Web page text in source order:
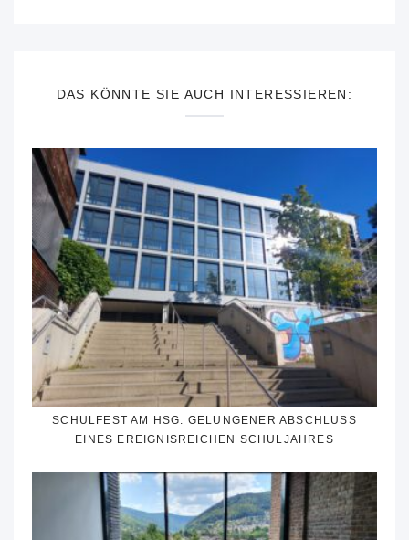
DAS KÖNNTE SIE AUCH INTERESSIEREN:
SCHULFEST AM HSG: GELUNGENER ABSCHLUSS
EINES EREIGNISREICHEN SCHULJAHRES